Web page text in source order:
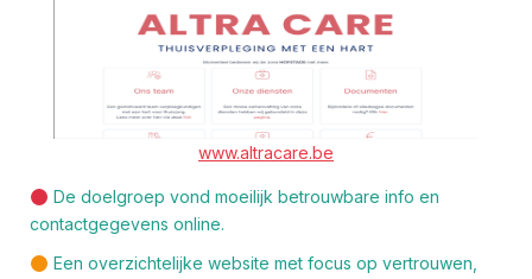
www.altracare.be
De doelgroep vond moeilijk betrouwbare info en
contactgegevens online.
Een overzichtelijke website met focus op vertrouwen,